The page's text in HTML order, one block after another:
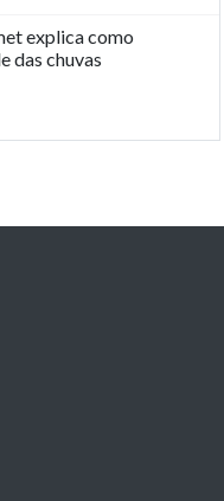
explica como
das chuvas